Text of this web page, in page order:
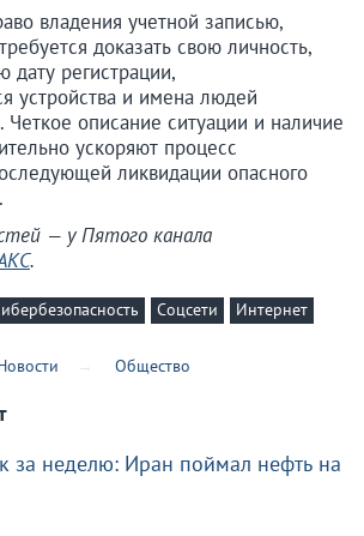
владения учетной записью,
доказать свою личность,
дату регистрации,
устройства и имена людей
Четкое описание ситуации и наличие
ускоряют процесс
ликвидации опасного
— у Пятого канала
.
Соцсети Интернет
Общество
за неделю: Иран поймал нефть на